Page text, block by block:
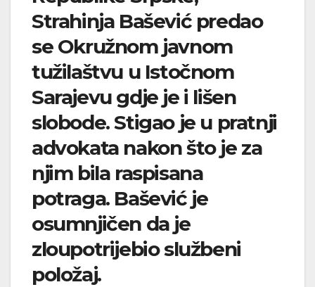
Strahinja Bašević predao
se Okružnom javnom
tužilaštvu u Istočnom
Sarajevu gdje je i lišen
slobode. Stigao je u pratnji
advokata nakon što je za
njim bila raspisana
potraga. Bašević je
osumnjičen da je
zloupotrijebio službeni
položaj.